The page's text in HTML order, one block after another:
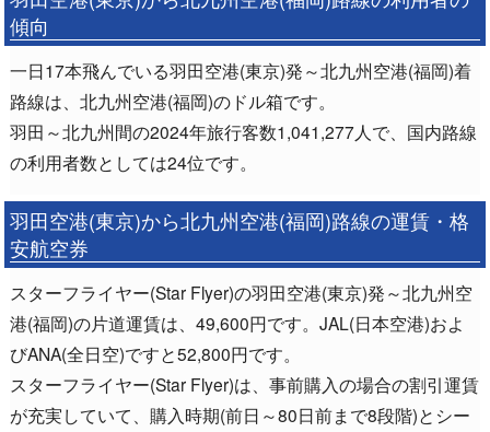
傾向
一日17本飛んでいる羽田空港(東京)発～北九州空港(福岡)着
路線は、北九州空港(福岡)のドル箱です。
羽田～北九州間の2024年旅行客数1,041,277人で、国内路線
の利用者数としては24位です。
羽田空港(東京)から北九州空港(福岡)路線の運賃・格
安航空券
スターフライヤー(Star Flyer)の羽田空港(東京)発～北九州空
港(福岡)の片道運賃は、49,600円です。JAL(日本空港)およ
びANA(全日空)ですと52,800円です。
スターフライヤー(Star Flyer)は、事前購入の場合の割引運賃
が充実していて、購入時期(前日～80日前まで8段階)とシー